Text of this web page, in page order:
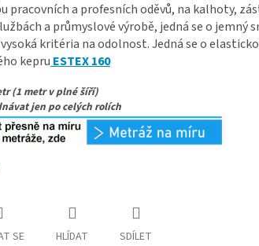
pracovních a profesních oděvů, na kalhoty,
a průmyslové výrobě, jedná se o jemný
kritéria na odolnost. Jedná se o
kepruESTEX 160
(1 metr v plné šíří)
jen po celých rolích
SE HLÍDAT SDÍLET